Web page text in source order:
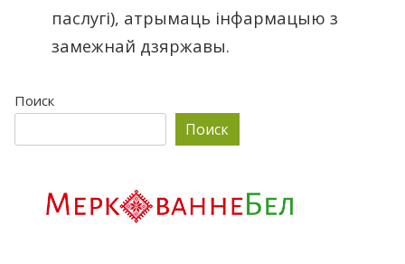
паслугі), атрымаць інфармацыю з
замежнай дзяржавы.
Поиск
Поиск